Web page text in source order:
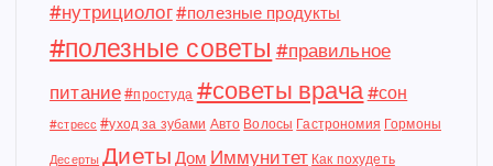
#нутрициолог#полезные продукты
#полезные советы #правильное
питание #простуда #советы врача#сон
#стресс #уход за зубами Авто Волосы Гастрономия Гормоны
Десерты Диеты Дом Иммунитет Как похудеть